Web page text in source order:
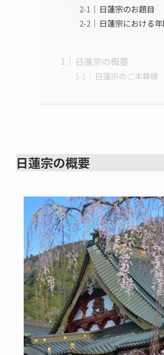
日蓮宗のお題目
日蓮宗における
日蓮宗の概要
日蓮宗のご本尊様
日蓮宗の概要